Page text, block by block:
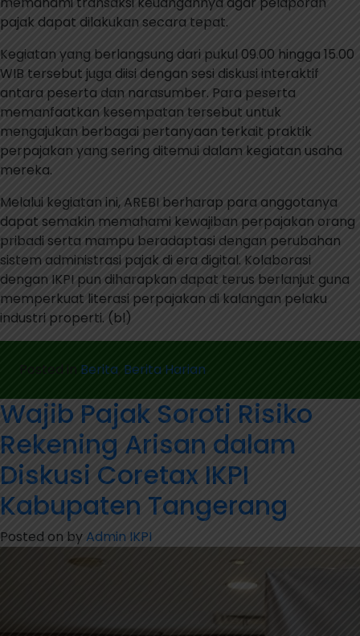
pajak dapat dilakukan secara tepat.
Kegiatan yang berlangsung dari pukul 09.00 hingga 15.00
WIB tersebut juga diisi dengan sesi diskusi interaktif
antara peserta dan narasumber. Para peserta
memanfaatkan kesempatan tersebut untuk
mengajukan berbagai pertanyaan terkait praktik
perpajakan yang sering ditemui dalam kegiatan usaha
mereka.
Melalui kegiatan ini, AREBI berharap para anggotanya
dapat semakin memahami kewajiban perpajakan orang
pribadi serta mampu beradaptasi dengan perubahan
sistem administrasi pajak di era digital. Kolaborasi
dengan IKPI pun diharapkan dapat terus berlanjut guna
memperkuat literasi perpajakan di kalangan pelaku
industri properti. (bl)
Posted in Berita Berita Harian
Wajib Pajak Soroti Risiko
Rekening Arisan dalam
Diskusi Coretax IKPI
Kabupaten Tangerang
Posted on byAdmin IKPI